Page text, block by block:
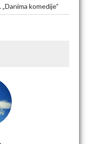
komedije“